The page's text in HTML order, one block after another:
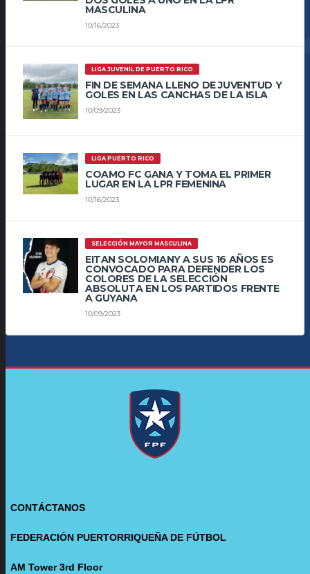
MASCULINA
10/16/2023
LIGA JUVENIL DE PUERTO RICO
FIN DE SEMANA LLENO DE JUVENTUD Y
GOLES EN LAS CANCHAS DE LA ISLA
10/09/2023
LIGA PUERTO RICO
COAMO FC GANA Y TOMA EL PRIMER
LUGAR EN LA LPR FEMENINA
10/16/2023
SELECCIÓN MAYOR MASCULINA
EITAN SOLOMIANY A SUS 16 AÑOS ES
CONVOCADO PARA DEFENDER LOS
COLORES DE LA SELECCIÓN
ABSOLUTA EN LOS PARTIDOS FRENTE
A GUYANA
10/09/2023
CONTÁCTANOS
FEDERACIÓN PUERTORRIQUEÑA DE FÚTBOL
AM Tower 3rd Floor